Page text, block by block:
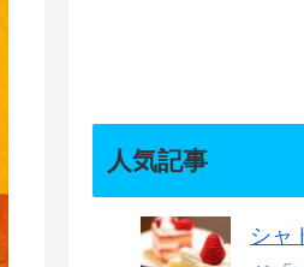
人気記事
シャ